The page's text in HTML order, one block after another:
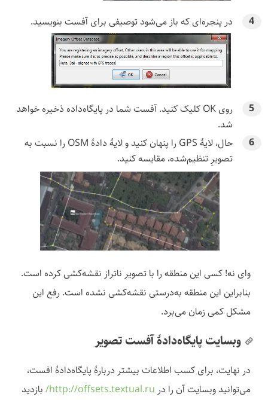
در پنجره‌ای که باز می‌شود توصیفی برای آفست بنویسید.
روی OK کلیک کنید. آفست شما در پایگاه‌داده ذخیره خواهد
شد.
حال، لایهٔ GPS را پنهان کنید و لایهٔ دادهٔ OSM را نسبت به
تصویرِ تنظیم‌شده، مقایسه کنید.
وای نه! کسی این منطقه را با تصویر ناتراز نقشه‌کشی کرده است.
بنابراین این منطقه به‌درستی نقشه‌کشی نشده است. رفع این
مشکل کمی زمان می‌برد.
وبسایت پایگاه‌دادهٔ آفست تصویر
در نهایت، برای کسب اطلاعات بیشتر دربارهٔ پایگاه‌دادهٔ افست،
می‌توانید وبسایت آن را در http://offsets.textual.ru/ بازدید